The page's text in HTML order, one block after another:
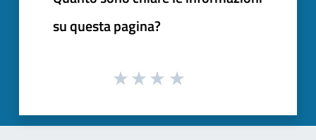
su questa pagina?